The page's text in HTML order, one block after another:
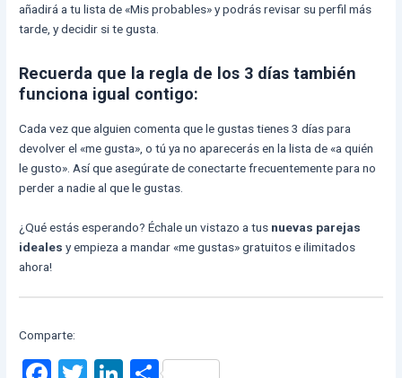
añadirá a tu lista de «Mis probables» y podrás revisar su perfil más
tarde, y decidir si te gusta.
Recuerda que la regla de los 3 días también
funciona igual contigo:
Cada vez que alguien comenta que le gustas tienes 3 días para
devolver el «me gusta», o tú ya no aparecerás en la lista de «a quién
le gusto». Así que asegúrate de conectarte frecuentemente para no
perder a nadie al que le gustas.
¿Qué estás esperando? Échale un vistazo a tus nuevas parejas
ideales y empieza a mandar «me gustas» gratuitos e ilimitados
ahora!
Comparte: